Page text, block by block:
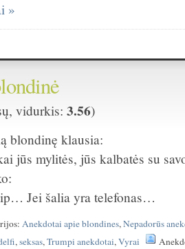
»
vidurkis:3.56)
blondinę klausia:
jūs mylitės, jūs kalbatės su
Jei šalia yra telefonas…
Anekdotai apie blondines,Nepadorūs
,seksas,Trumpi anekdotai,Vyrai